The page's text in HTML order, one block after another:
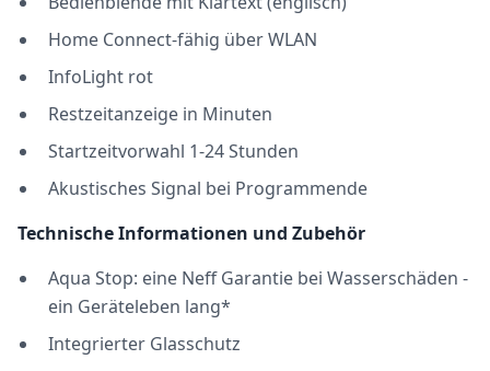
Home Connect-fähig über WLAN
InfoLight rot
Restzeitanzeige in Minuten
Startzeitvorwahl 1-24 Stunden
Akustisches Signal bei Programmende
Technische Informationen und Zubehör
Aqua Stop: eine Neff Garantie bei Wasserschäden -
ein Geräteleben lang*
Integrierter Glasschutz